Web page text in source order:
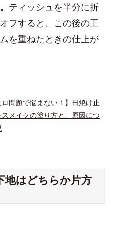
ティッシュを半分に折
フすると、この後の工
を重ねたときの仕上が
ロ問題で悩まない！】日焼け止
メイクの塗り方と、原因につ
地はどちらか片方